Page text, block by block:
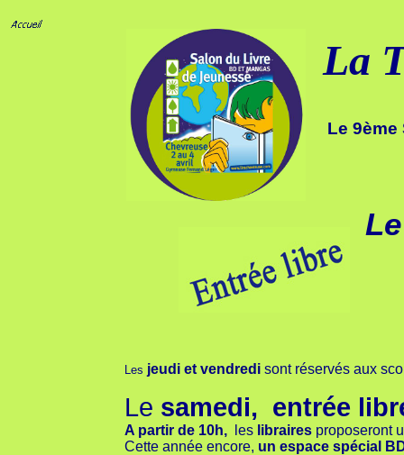
La
Le
Les jeudi et vendredi sont réservés aux
Le samedi, entrée
A partir de 10h, les libraires proposeront
Cette année encore, un espace spécial